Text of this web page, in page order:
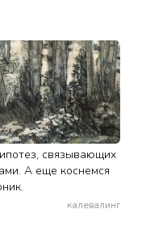
связывающих
А еще коснемся
калевалинг